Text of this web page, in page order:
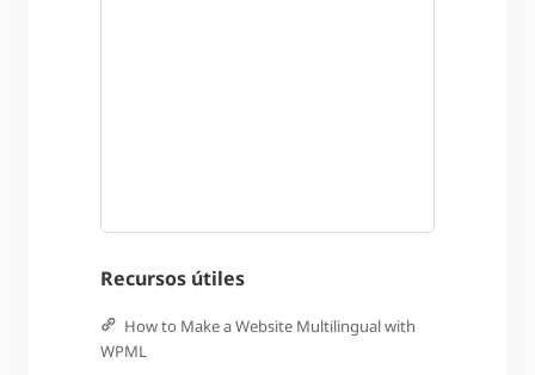
Recursos útiles
How to Make a Website Multilingual with
WPML